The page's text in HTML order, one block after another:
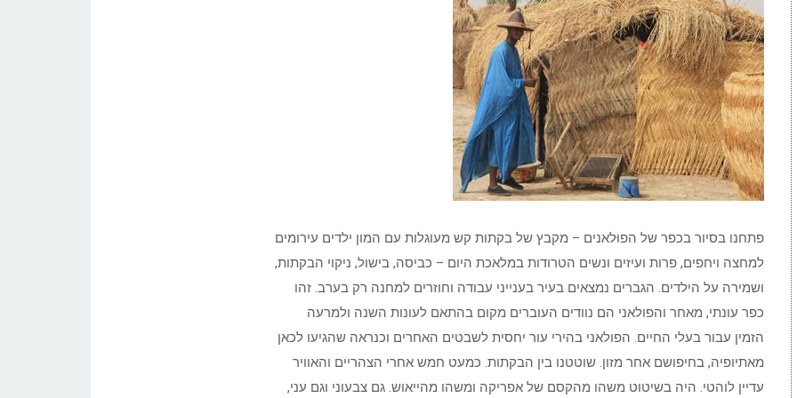
פתחנו בסיור בכפר של הפוּלאנים – מקבץ של בקתות קש מעוגלות עם המון ילדים עירומים
למחצה ויחפים, פרות ועיזים ונשים הטרודות במלאכת היום – כביסה, בישול, ניקוי הבקתות,
ושמירה על הילדים. הגברים נמצאים בעיר בענייני עבודה וחוזרים למחנה רק בערב. זהו
כפר עונתי, מאחר והפולאני הם נוודים העוברים מקום בהתאם לעונות השנה ולמרעה
הזמין עבור בעלי החיים. הפולאני בהירי עור יחסית לשבטים האחרים וכנראה שהגיעו לכאן
מאתיופיה, בחיפושם אחר מזון. שוטטנו בין הבקתות. כמעט חמש אחרי הצהריים והאוויר
עדיין לוהטי. היה בשיטוט משהו מהקסם של אפריקה ומשהו מהייאוש. גם צבעוני וגם עני,